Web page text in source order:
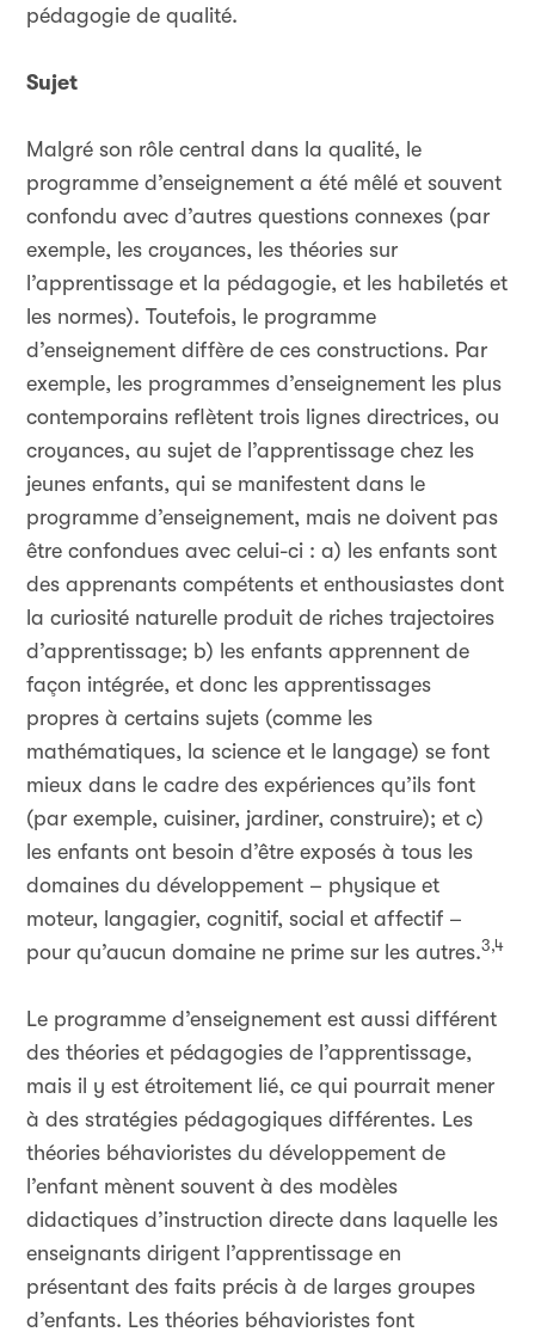
pédagogie de qualité.
Sujet
Malgré son rôle central dans la qualité, le
programme d’enseignement a été mêlé et souvent
confondu avec d’autres questions connexes (par
exemple, les croyances, les théories sur
l’apprentissage et la pédagogie, et les habiletés et
les normes). Toutefois, le programme
d’enseignement diffère de ces constructions. Par
exemple, les programmes d’enseignement les plus
contemporains reflètent trois lignes directrices, ou
croyances, au sujet de l’apprentissage chez les
jeunes enfants, qui se manifestent dans le
programme d’enseignement, mais ne doivent pas
être confondues avec celui-ci : a) les enfants sont
des apprenants compétents et enthousiastes dont
la curiosité naturelle produit de riches trajectoires
d’apprentissage; b) les enfants apprennent de
façon intégrée, et donc les apprentissages
propres à certains sujets (comme les
mathématiques, la science et le langage) se font
mieux dans le cadre des expériences qu’ils font
(par exemple, cuisiner, jardiner, construire); et c)
les enfants ont besoin d’être exposés à tous les
domaines du développement – physique et
moteur, langagier, cognitif, social et affectif –
pour qu’aucun domaine ne prime sur les autres.3,4
Le programme d’enseignement est aussi différent
des théories et pédagogies de l’apprentissage,
mais il y est étroitement lié, ce qui pourrait mener
à des stratégies pédagogiques différentes. Les
théories béhavioristes du développement de
l’enfant mènent souvent à des modèles
didactiques d’instruction directe dans laquelle les
enseignants dirigent l’apprentissage en
présentant des faits précis à de larges groupes
d’enfants. Les théories béhavioristes font